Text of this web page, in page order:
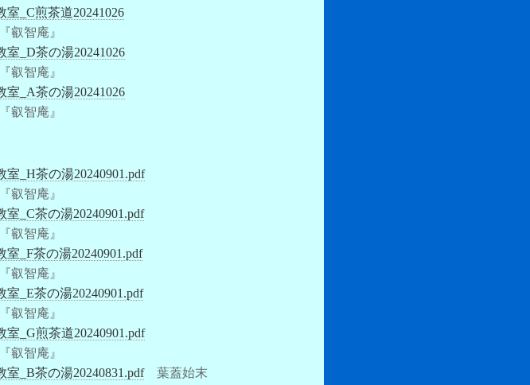
_C煎茶道20241026
智庵』
_D茶の湯20241026
智庵』
_A茶の湯20241026
智庵』
_H茶の湯20240901.pdf
智庵』
_C茶の湯20240901.pdf
智庵』
_F茶の湯20240901.pdf
智庵』
_E茶の湯20240901.pdf
智庵』
_G煎茶道20240901.pdf
智庵』
_B茶の湯20240831.pdf葉蓋始末